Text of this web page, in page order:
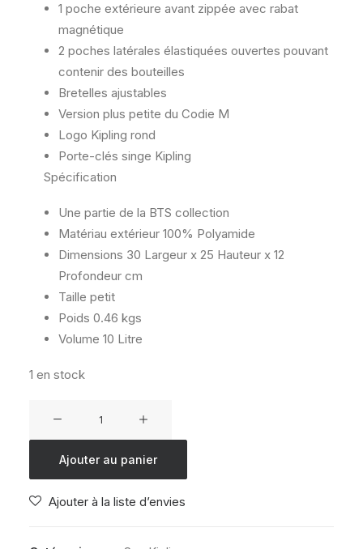
1 poche extérieure avant zippée avec rabat
magnétique
2 poches latérales élastiquées ouvertes pouvant
contenir des bouteilles
Bretelles ajustables
Version plus petite du Codie M
Logo Kipling rond
Porte-clés singe Kipling
Spécification
Une partie de la BTS collection
Matériau extérieur 100% Polyamide
Dimensions 30 Largeur x 25 Hauteur x 12
Profondeur cm
Taille petit
Poids 0.46 kgs
Volume 10 Litre
1 en stock
CODIE
NEON
Ajouter au panier
Ajouter à la liste d’envies